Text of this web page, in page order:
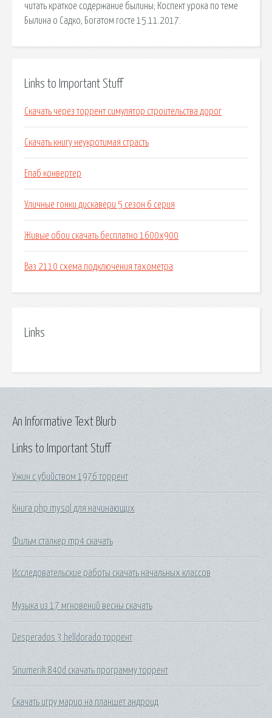
читать краткое содержание былины; Коспект урока по теме
Былина о Садко, Богатом госте 15.11.2017.
Links to Important Stuff
Скачать через торрент симулятор строительства дорог
Скачать книгу неукротимая страсть
Епаб конвертер
Уличные гонки дискавери 5 сезон 6 серия
Живые обои скачать бесплатно 1600х900
Ваз 2110 схема подключения тахометра
Links
Links to Important Stuff
Ужин с убийством 1976 торрент
Книга php mysql для начинающих
Фильм сталкер mp4 скачать
Исследовательские работы скачать начальных классов
Музыка из 17 мгновений весны скачать
Desperados 3 helldorado торрент
Sinumerik 840d скачать программу торрент
Скачать игру марио на планшет андроид
An Informative Text Blurb